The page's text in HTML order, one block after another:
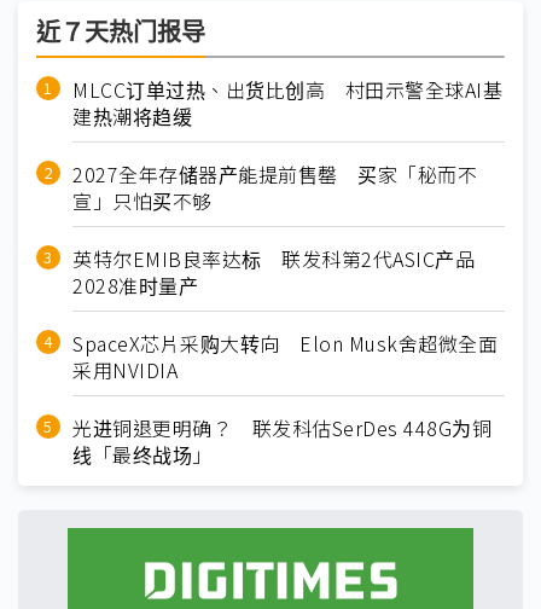
近７天热门报导
MLCC订单过热、出货比创高 村田示警全球AI基
建热潮将趋缓
2027全年存储器产能提前售罄 买家「秘而不
宣」只怕买不够
英特尔EMIB良率达标 联发科第2代ASIC产品
2028准时量产
SpaceX芯片采购大转向 Elon Musk舍超微全面
采用NVIDIA
光进铜退更明确？ 联发科估SerDes 448G为铜
线「最终战场」